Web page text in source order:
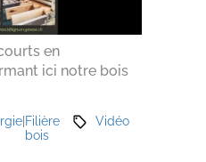
en
ici notre bois
Filière
bois
Vidéo